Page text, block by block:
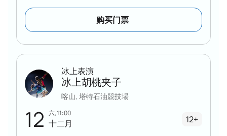
购买门票
12 六, 11:00
十二月
冰上表演
冰上胡桃夹子
喀山, 塔特石油競技場
12+